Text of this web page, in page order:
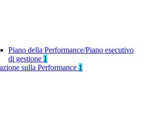
Piano della Performance/Piano esecutivo
di gestione 1
sulla Performance 1